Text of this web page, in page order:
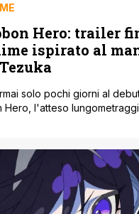
Hero: trailer
ispirato al
solo pochi giorni al
Hero, l'atteso
dell'uscita esclusiva
per l'8 agosto, la
dell'opera che [']